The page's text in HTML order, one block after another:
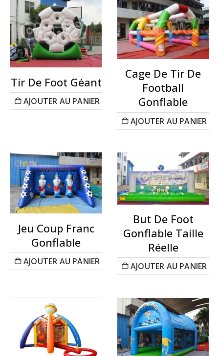
Tir De Foot Géant
AJOUTER AU PANIER
Cage De Tir De
Football
Gonflable
AJOUTER AU PANIER
Jeu Coup Franc
Gonflable
AJOUTER AU PANIER
But De Foot
Gonflable Taille
Réelle
AJOUTER AU PANIER